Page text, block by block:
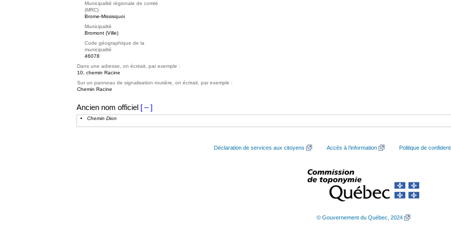
Municipalité régionale de comté
(MRC)
Brome-Missisquoi
Municipalité
Bromont (Ville)
Code géographique de la
municipalité
46078
Dans une adresse, on écrirait, par exemple :
10, chemin Racine
Sur un panneau de signalisation routière, on écrirait, par exemple :
Chemin Racine
Ancien nom officiel [ – ]
Chemin Dion
Déclaration de services aux citoyens Accès à l’information Politique de
© Gouvernement du Québec, 2024